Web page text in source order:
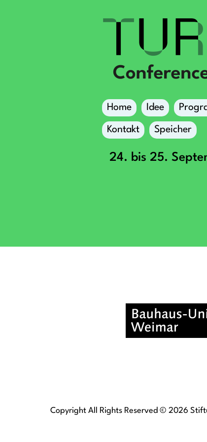
Home Idee
Kontakt Speicher
24. bis 25.
Copyright All Rights Reserved © 2026